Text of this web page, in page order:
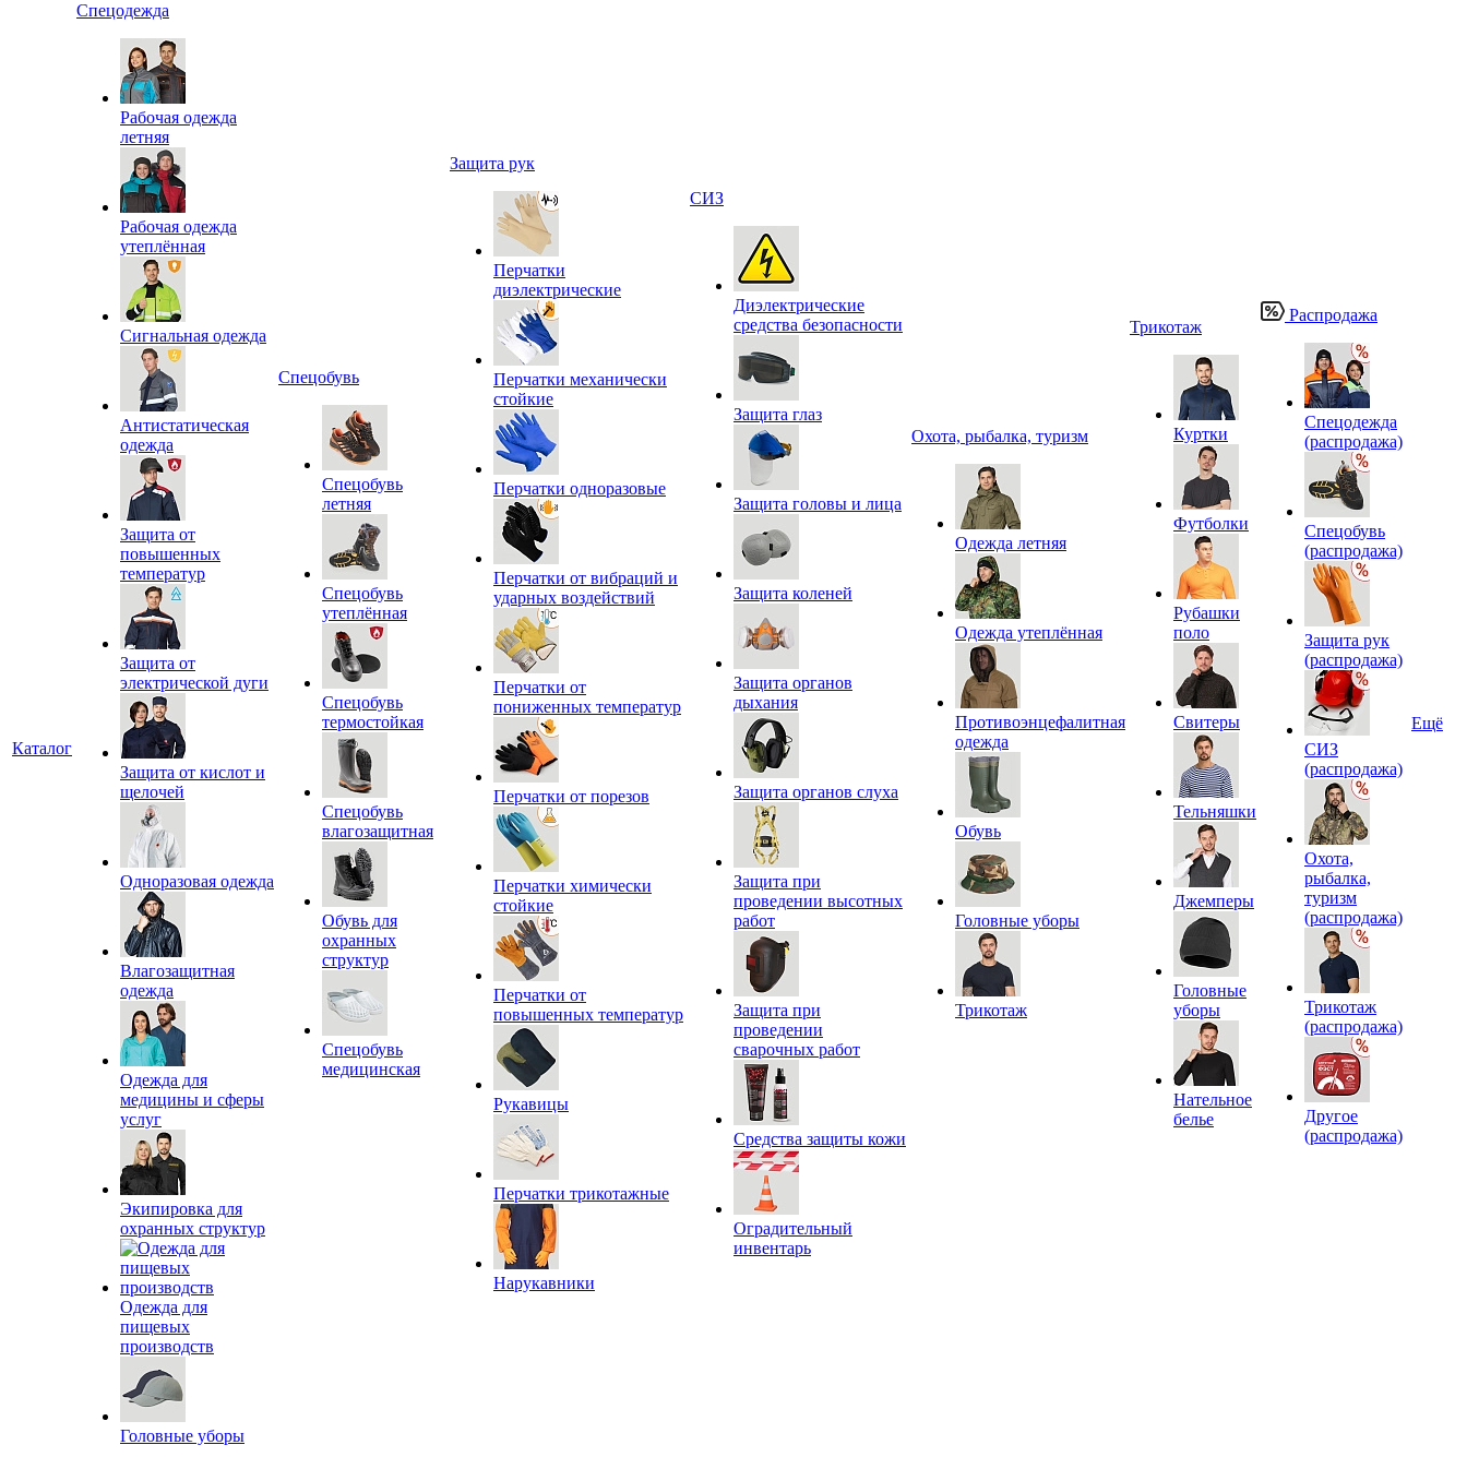
Каталог
Спецодежда
Рабочая одежда
летняя
Рабочая одежда
утеплённая
Сигнальная одежда
Антистатическая
одежда
Защита от
повышенных
температур
Защита от
электрической дуги
Защита от кислот и
щелочей
Одноразовая одежда
Влагозащитная
одежда
Одежда для
медицины и сферы
услуг
Экипировка для
охранных структур
Одежда для
пищевых
производств
Головные уборы
Спецобувь
Спецобувь
летняя
Спецобувь
утеплённая
Спецобувь
термостойкая
Спецобувь
влагозащитная
Обувь для
охранных
структур
Спецобувь
медицинская
Защита рук
Перчатки
диэлектрические
Перчатки механически
стойкие
Перчатки одноразовые
Перчатки от вибраций и
ударных воздействий
Перчатки от
пониженных температур
Перчатки от порезов
Перчатки химически
стойкие
Перчатки от
повышенных температур
Рукавицы
Перчатки трикотажные
Нарукавники
СИЗ
Диэлектрические
средства безопасности
Защита глаз
Защита головы и лица
Защита коленей
Защита органов
дыхания
Защита органов слуха
Защита при
проведении высотных
работ
Защита при
проведении
сварочных работ
Средства защиты кожи
Оградительный
инвентарь
Охота, рыбалка, туризм
Одежда летняя
Одежда утеплённая
Противоэнцефалитная
одежда
Обувь
Головные уборы
Трикотаж
Трикотаж
Куртки
Футболки
Рубашки
поло
Свитеры
Тельняшки
Джемперы
Головные
уборы
Нательное
белье
Распродажа
Спецодежда
(распродажа)
Спецобувь
(распродажа)
Защита рук
(распродажа)
СИЗ
(распродажа)
Охота,
рыбалка,
туризм
(распродажа)
Трикотаж
(распродажа)
Другое
(распродажа)
Ещё